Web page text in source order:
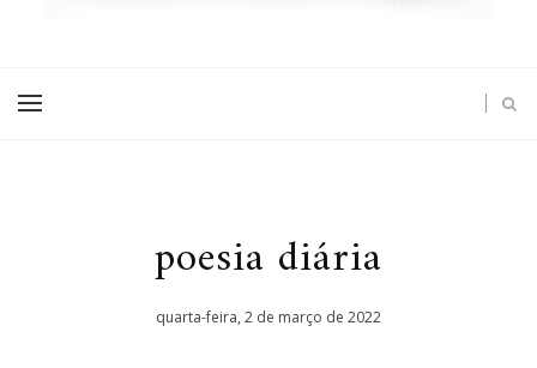
poesia diária
quarta-feira, 2 de março de 2022